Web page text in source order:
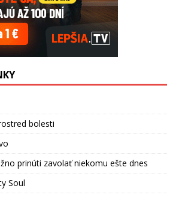
bolesti
prinúti zavolať niekomu ešte dnes
Soul